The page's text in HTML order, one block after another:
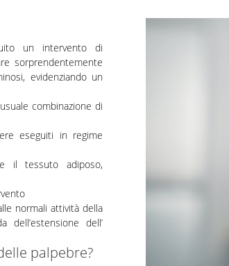
un intervento di
sorprendentemente
evidenziando un
combinazione di
eseguiti in regime
il tessuto adiposo,
normali attività della
dell’
palpebre?